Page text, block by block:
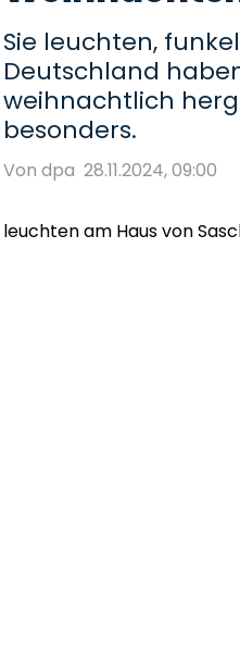
Sie leuchten,
Deutschland
weihnachtlich
besonders.
Von dpa 28.11.2024, 09:00